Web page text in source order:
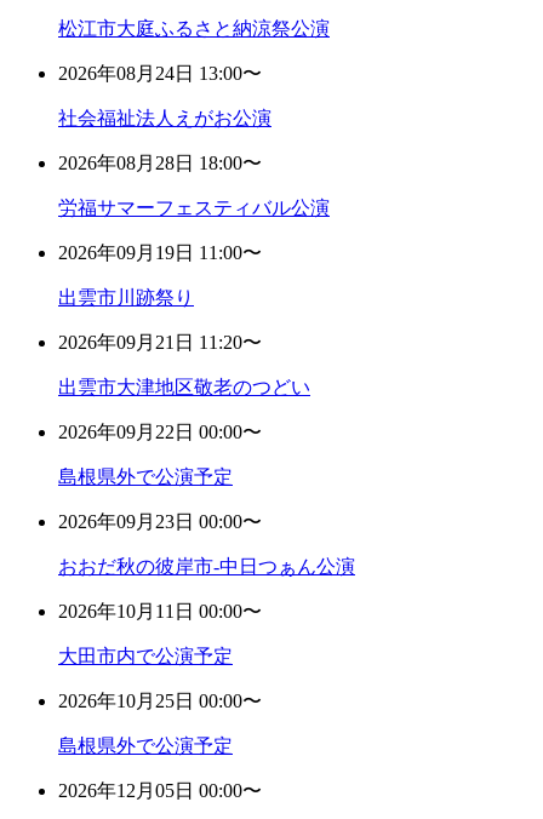
松江市大庭ふるさと納涼祭公演
2026年08月24日 13:00〜
社会福祉法人えがお公演
2026年08月28日 18:00〜
労福サマーフェスティバル公演
2026年09月19日 11:00〜
出雲市川跡祭り
2026年09月21日 11:20〜
出雲市大津地区敬老のつどい
2026年09月22日 00:00〜
島根県外で公演予定
2026年09月23日 00:00〜
おおだ秋の彼岸市-中日つぁん公演
2026年10月11日 00:00〜
大田市内で公演予定
2026年10月25日 00:00〜
島根県外で公演予定
2026年12月05日 00:00〜